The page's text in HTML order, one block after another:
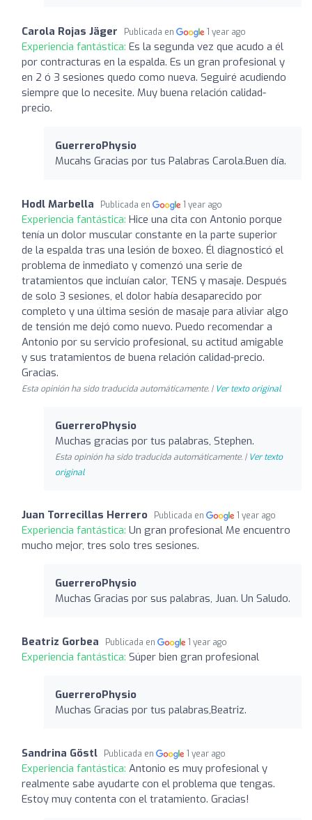
Carola Rojas Jäger Publicada en 1 year ago
Experiencia fantástica: Es la segunda vez que acudo a él
por contracturas en la espalda. Es un gran profesional y
en 2 ó 3 sesiones quedo como nueva. Seguiré acudiendo
siempre que lo necesite. Muy buena relación calidad-
precio.
GuerreroPhysio
Mucahs Gracias por tus Palabras Carola.Buen día.
Hodl Marbella Publicada en 1 year ago
Experiencia fantástica: Hice una cita con Antonio porque
tenía un dolor muscular constante en la parte superior
de la espalda tras una lesión de boxeo. Él diagnosticó el
problema de inmediato y comenzó una serie de
tratamientos que incluían calor, TENS y masaje. Después
de solo 3 sesiones, el dolor había desaparecido por
completo y una última sesión de masaje para aliviar algo
de tensión me dejó como nuevo. Puedo recomendar a
Antonio por su servicio profesional, su actitud amigable
y sus tratamientos de buena relación calidad-precio.
Gracias.
Esta opinión ha sido traducida automáticamente. | Ver texto original
GuerreroPhysio
Muchas gracias por tus palabras, Stephen.
Esta opinión ha sido traducida automáticamente. | Ver texto
original
Juan Torrecillas Herrero Publicada en 1 year ago
Experiencia fantástica: Un gran profesional Me encuentro
mucho mejor, tres solo tres sesiones.
GuerreroPhysio
Muchas Gracias por sus palabras, Juan. Un Saludo.
Beatriz Gorbea Publicada en 1 year ago
Experiencia fantástica: Súper bien gran profesional
GuerreroPhysio
Muchas Gracias por tus palabras,Beatriz.
Sandrina Göstl Publicada en 1 year ago
Experiencia fantástica: Antonio es muy profesional y
realmente sabe ayudarte con el problema que tengas.
Estoy muy contenta con el tratamiento. Gracias!